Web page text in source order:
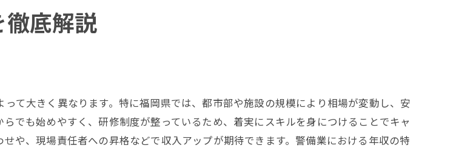
資格やスキル取得のポイント紹介
で失敗しないための秘訣
備会社ランキングを活用する方法
に強い会社の特徴を見極めるコツ
底解説
て大きく異なります。特に福岡県では、都市部や施設の規模により相場が変動し、安
でも始めやすく、研修制度が整っているため、着実にスキルを身につけることでキャ
や、現場責任者への昇格などで収入アップが期待できます。警備業における年収の特